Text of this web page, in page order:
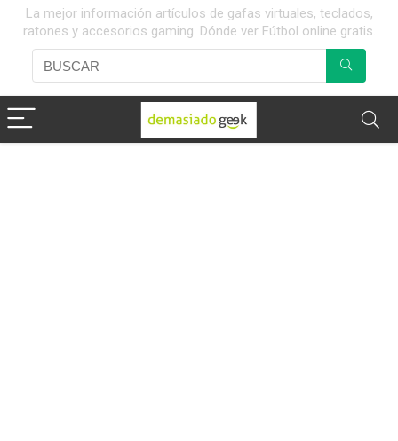
La mejor información artículos de gafas virtuales, teclados,
ratones y accesorios gaming. Dónde ver Fútbol online gratis.